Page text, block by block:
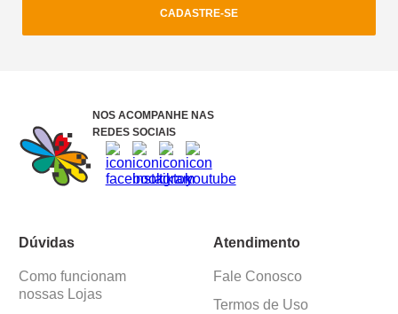
CADASTRE-SE
NOS ACOMPANHE NAS
REDES SOCIAIS
Dúvidas
Como funcionam
nossas Lojas
Atendimento
Fale Conosco
Termos de Uso